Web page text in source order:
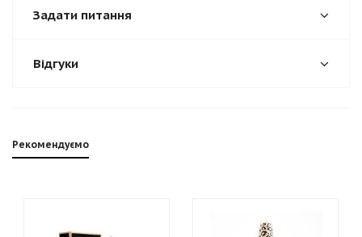
Задати питання
Відгуки
Рекомендуємо